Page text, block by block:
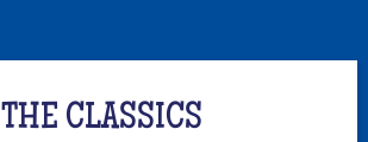
THE CLASSICS